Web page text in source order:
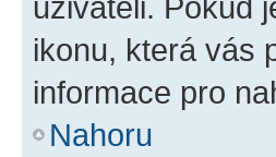
ikonu, která vás
informace pro
Nahoru